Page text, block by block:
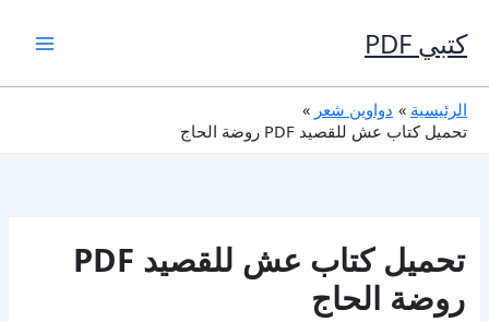
إلى
المحتوى
كتبي PDF
الرئيسية
دواوين شعر
تحميل كتاب عش للقصيد PDF روضة الحاج
تحميل كتاب عش للقصيد PDF
روضة الحاج